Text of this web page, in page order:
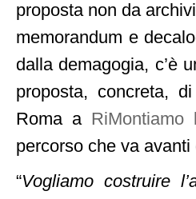
proposta non da
memorandum e
dalla demagogia, c’è
proposta, concreta,
Roma a RiMontiamo
percorso che va avanti
“Vogliamo costruire